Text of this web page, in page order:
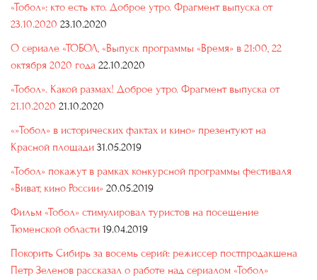
«Тобол»: кто есть кто. Доброе утро. Фрагмент выпуска от
23.10.2020 23.10.2020
О сериале «ТОБОЛ, «Выпуск программы «Время» в 21:00, 22
октября 2020 года 22.10.2020
«Тобол». Какой размах! Доброе утро. Фрагмент выпуска от
21.10.2020 21.10.2020
«»Тобол» в исторических фактах и кино» презентуют на
Красной площади 31.05.2019
«Тобол» покажут в рамках конкурсной программы фестиваля
«Виват, кино России» 20.05.2019
Фильм «Тобол» стимулировал туристов на посещение
Тюменской области 19.04.2019
Покорить Сибирь за восемь серий: режиссер постпродакшена
Петр Зеленов рассказал о работе над сериалом «Тобол»